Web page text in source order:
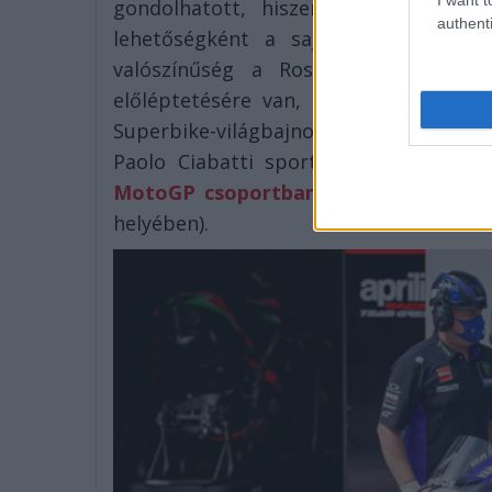
gondolhatott, hiszen hetekkel
lehetőségként a saját LCR Honda
valószínűség a Rossi által is
előléptetésére van, de nem lehet
Superbike-világbajnokságon a
Paolo Ciabatti sportigazgató a
MotoGP csoportban
addig is
helyében).